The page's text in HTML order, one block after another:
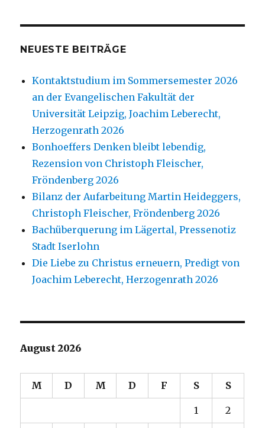
NEUESTE BEITRÄGE
Kontaktstudium im Sommersemester 2026
an der Evangelischen Fakultät der
Universität Leipzig, Joachim Leberecht,
Herzogenrath 2026
Bonhoeffers Denken bleibt lebendig,
Rezension von Christoph Fleischer,
Fröndenberg 2026
Bilanz der Aufarbeitung Martin Heideggers,
Christoph Fleischer, Fröndenberg 2026
Bachüberquerung im Lägertal, Pressenotiz
Stadt Iserlohn
Die Liebe zu Christus erneuern, Predigt von
Joachim Leberecht, Herzogenrath 2026
August 2026
M D M D F S S
1 2